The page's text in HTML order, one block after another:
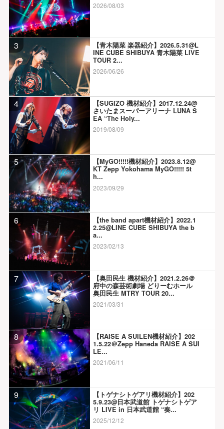
2026/08/03
3
【青木陽菜 楽器紹介】2026.5.31@L
INE CUBE SHIBUYA 青木陽菜 LIVE
TOUR 2...
2026/06/26
4
【SUGIZO 機材紹介】2017.12.24@
さいたまスーパーアリーナ LUNA S
EA “The Holy...
2019/08/09
5
【MyGO!!!!!機材紹介】2023.8.12@
KT Zepp Yokohama MyGO!!!!! 5t
h...
2023/09/29
6
【the band apart機材紹介】2022.1
2.25@LINE CUBE SHIBUYA the b
a...
2023/02/13
7
【奥田民生 機材紹介】2021.2.26＠
府中の森芸術劇場 どりーむホール
奥田民生 MTRY TOUR 20...
2021/03/31
8
【RAISE A SUILEN機材紹介】202
1.5.22＠Zepp Haneda RAISE A SUI
LE...
2021/06/11
9
【トゲナシトゲアリ機材紹介】202
5.9.23@日本武道館 トゲナシトゲア
リ LIVE in 日本武道館 “奏...
2025/12/12